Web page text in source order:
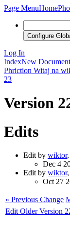
Page MenuHome
Configure
Log In
IndexNew Document
Phriction Witaj na
23
Version
Edits
Edit by wiktor
Dec 4
Edit by wiktor
Oct 27
« Previous Change
Edit Older Version